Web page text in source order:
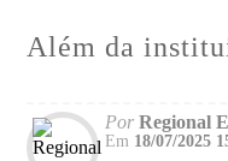
Além da
Por Regional
Em 18/07/2025